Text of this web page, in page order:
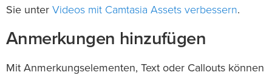
Sie unter Videos mit Camtasia Assets verbessern.
Anmerkungen hinzufügen
Mit Anmerkungselementen, Text oder Callouts können